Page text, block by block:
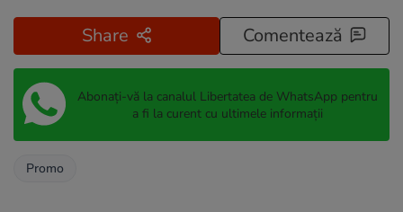
Share Comentează
Abonați-vă la canalul Libertatea de WhatsApp pentru
a fi la curent cu ultimele informații
Promo